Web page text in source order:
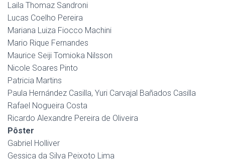
Laila Thomaz Sandroni
Lucas Coelho Pereira
Mariana Luiza Fiocco Machini
Mario Rique Fernandes
Maurice Seiji Tomioka Nilsson
Nicole Soares Pinto
Patricia Martins
Paula Hernández Casilla, Yuri Carvajal Bañados Casilla
Rafael Nogueira Costa
Ricardo Alexandre Pereira de Oliveira
Pôster
Gabriel Holliver
Gessica da Silva Peixoto Lima